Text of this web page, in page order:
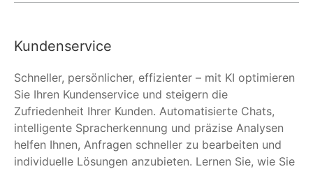
Kundenservice
Schneller, persönlicher, effizienter – mit KI optimieren
Sie Ihren Kundenservice und steigern die
Zufriedenheit Ihrer Kunden. Automatisierte Chats,
intelligente Spracherkennung und präzise Analysen
helfen Ihnen, Anfragen schneller zu bearbeiten und
individuelle Lösungen anzubieten. Lernen Sie, wie Sie